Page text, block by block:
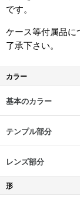
です。
ケース等付属品に
了承下さい。
カラー
基本のカラー
テンプル部分
レンズ部分
形